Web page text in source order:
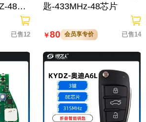
48芯
已售12
匙-433MHz-48芯片
￥80 会员享专价 已售14